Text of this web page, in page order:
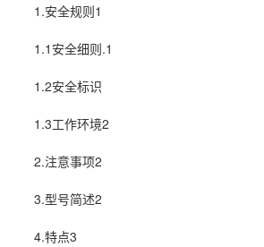
1.安全规则1
1.1安全细则.1
1.2安全标识
1.3工作环境2
2.注意事项2
3.型号简述2
4.特点3